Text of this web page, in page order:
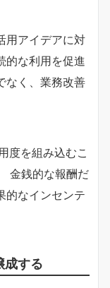
用アイデアに対
的な利用を促進
なく、業務改善
度を組み込むこ
金銭的な報酬だ
的なインセンテ
成する